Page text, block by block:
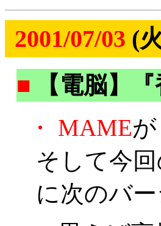
2001/07/03 (
■
【電脳】
・
MAME
そして今
に次のバ